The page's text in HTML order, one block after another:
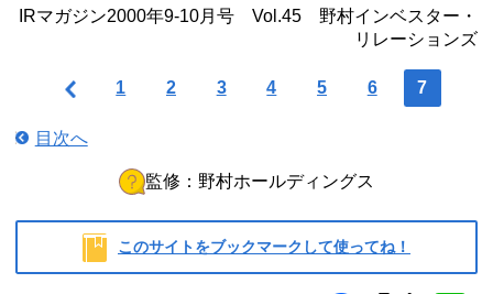
IRマガジン2000年9-10月号 Vol.45 野村インベスター・
リレーションズ
1 2 3 4 5 6 7
目次へ
監修：野村ホールディングス
このサイトをブックマークして使ってね！